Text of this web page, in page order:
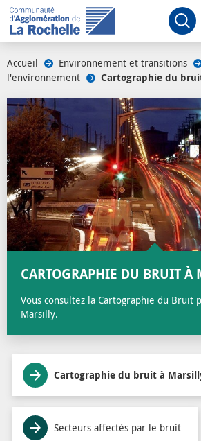
Accueil Environnement et transitions
l'environnement
Cartographie du
CARTOGRAPHIE DU BRUIT À
Vous consultez la Cartographie du Bruit
Marsilly.
Cartographie du bruit à
Secteurs affectés par le bruit